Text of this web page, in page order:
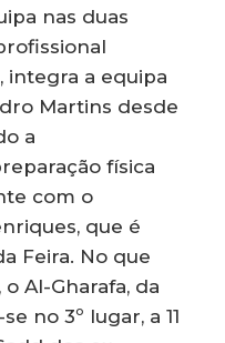
nas duas
integra a equipa
Martins desde
a
física
com o
que é
Feira. No que
Al-Gharafa, da
no 3º lugar, a 11